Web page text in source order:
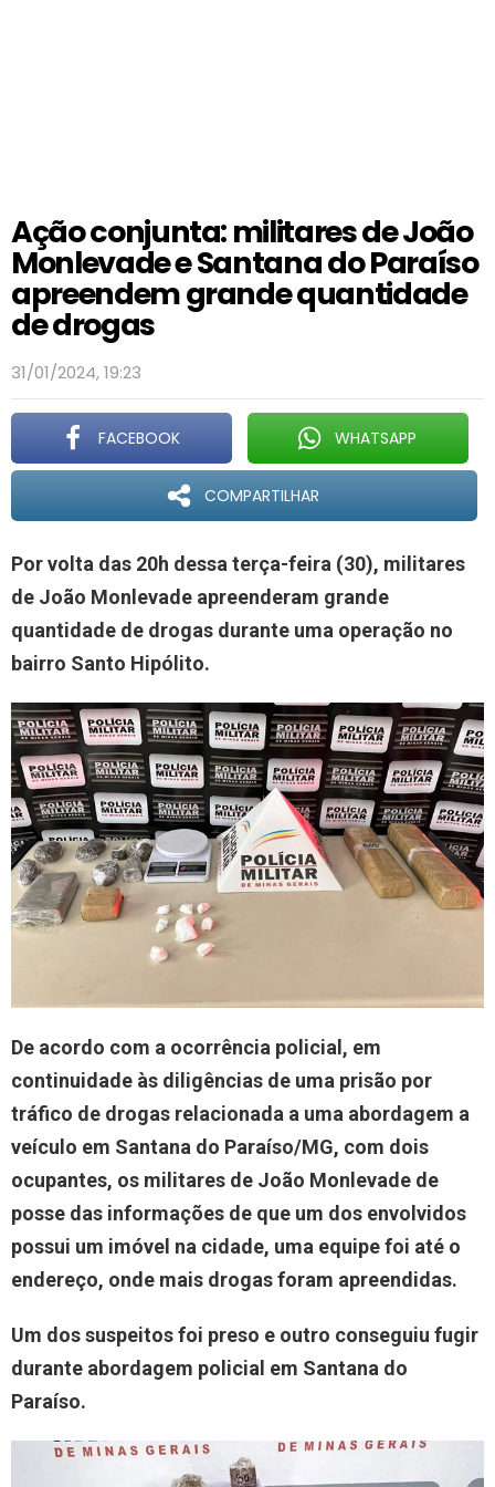
Ação conjunta: militares de João
Monlevade e Santana do Paraíso
apreendem grande quantidade
de drogas
31/01/2024, 19:23
FACEBOOK WHATSAPP
COMPARTILHAR
Por volta das 20h dessa terça-feira (30), militares
de João Monlevade apreenderam grande
quantidade de drogas durante uma operação no
bairro Santo Hipólito.
De acordo com a ocorrência policial, em
continuidade às diligências de uma prisão por
tráfico de drogas relacionada a uma abordagem a
veículo em Santana do Paraíso/MG, com dois
ocupantes, os militares de João Monlevade de
posse das informações de que um dos envolvidos
possui um imóvel na cidade, uma equipe foi até o
endereço, onde mais drogas foram apreendidas.
Um dos suspeitos foi preso e outro conseguiu fugir
durante abordagem policial em Santana do
Paraíso.